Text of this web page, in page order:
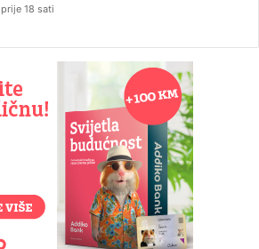
prije 18 sati